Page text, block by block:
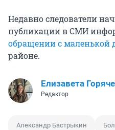
Недавно следователи
публикации в СМИ
обращении с маленькой
районе.
Елизавета
Редактор
Александр Бастрыкин